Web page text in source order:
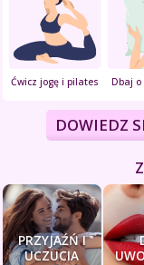
Ćwicz jogę i pilates Dbaj o
DOWIEDZ
PRZYJAŹŃ I
UCZUCIA